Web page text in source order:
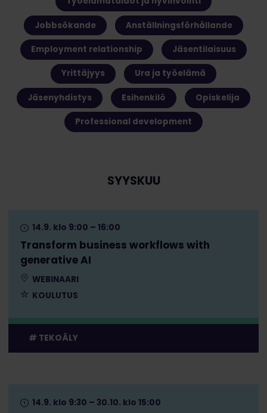
Jobbsökande Anställningsförhållande
Employment relationship Jäsentilaisuus
Yrittäjyys Ura ja työelämä
Jäsenyhdistys Esihenkilö Opiskelija
Professional development
SYYSKUU
Transform business workflows with
generative AI
14.9. klo 9:00 – 16:00
WEBINAARI
KOULUTUS
TEKOÄLY
14.9. klo 9:30 – 30.10. klo 15:00